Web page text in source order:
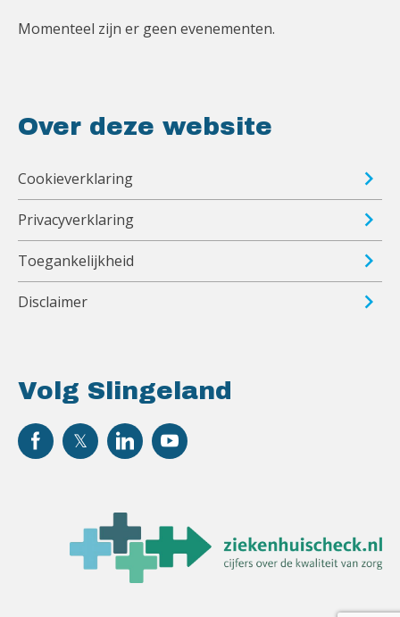
Volg Slingeland
Momenteel zijn er geen evenementen.
Over deze website
Cookieverklaring
Privacyverklaring
Toegankelijkheid
Disclaimer